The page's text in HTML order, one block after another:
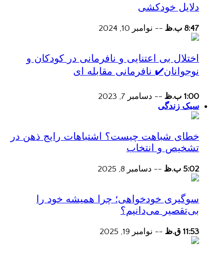
دلایل خودکشی
8:47 ب.ظ -- نوامبر 10, 2024
اختلال بی اعتنایی و نافرمانی در کودکان و
نوجوانان✔️ نافرمانی مقابله ای
1:00 ب.ظ -- دسامبر 7, 2023
سبک زندگی
خطای شباهت چیست؟ اشتباهات رایج ذهن در
تشخیص و انتخاب
5:02 ب.ظ -- دسامبر 8, 2025
سوگیری خودخواهی؛ چرا همیشه خود را
بی‌تقصیر می‌دانیم؟
11:53 ق.ظ -- نوامبر 19, 2025